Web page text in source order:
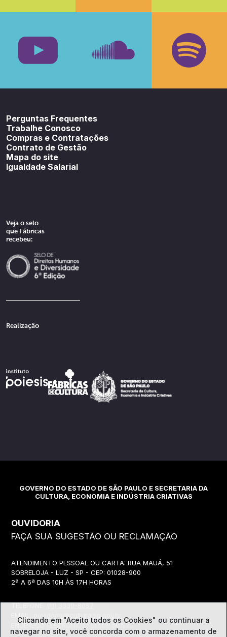
Facebook
Perguntas Frequentes
Trabalhe Conosco
Compras e Contratações
Contrato de Gestão
Mapa do site
Igualdade Salarial
Veja o selo
que Fábricas
recebeu:
Realização
GOVERNO DO ESTADO DE SÃO PAULO E SECRETARIA DA
CULTURA, ECONOMIA E INDÚSTRIA CRIATIVAS
OUVIDORIA
FAÇA SUA SUGESTÃO OU RECLAMAÇÃO
ATENDIMENTO PESSOAL OU CARTA: RUA MAUÁ, 51
SOBRELOJA - LUZ - SP - CEP: 01028-900
2ª A 6ª DAS 10H ÀS 17H HORAS
EMAIL:
ouvidoria@cultura.sp.gov.br
ENDEREÇO ELETRÔNICO: clique abaixo
Clicando em "Aceito todos os Cookies" ou continuar a
navegar no site, você concorda com o armazenamento de